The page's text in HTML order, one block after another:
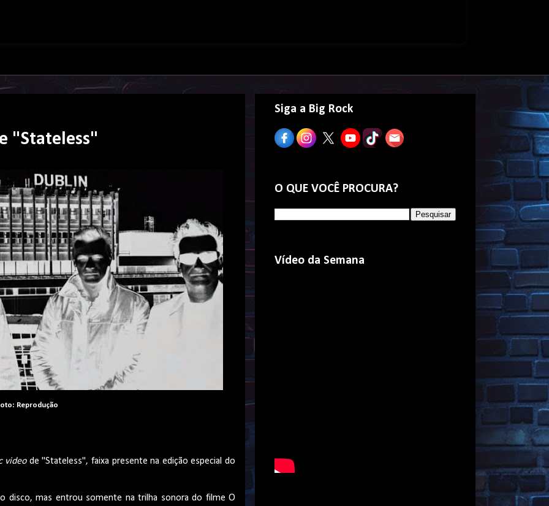
"Stateless"
Reprodução
videode "Stateless", faixa presente na edição especial do
disco, mas entrou somente na trilha sonora do filme O
Siga a Big Rock
O QUE VOCÊ PROCURA?
Vídeo da Semana